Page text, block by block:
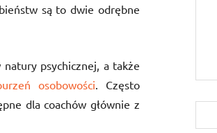
są to dwie odrębne
psychicznej, a także
osobowości. Często
dla coachów głównie z